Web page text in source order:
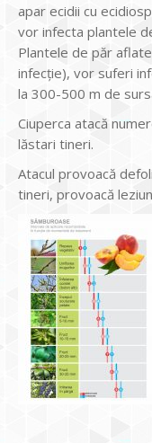
apar ecidii cu
vor infecta plantele
Plantele de păr
infecție), vor suferi
la 300-500 m de
Ciuperca atacă
lăstari tineri.
Atacul provoacă
tineri, provoacă